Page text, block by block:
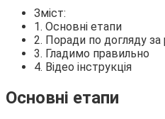
Зміст:
1. Основні етапи
2. Поради по догляду за
3. Гладимо правильно
4. Відео інструкція
Основні етапи